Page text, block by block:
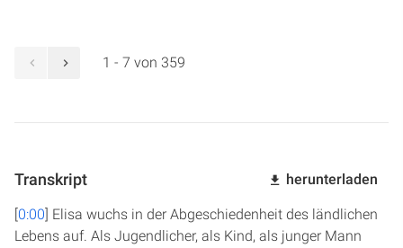
1 - 7 von 359
Transkript herunterladen
[0:00] Elisa wuchs in der Abgeschiedenheit des ländlichen
Lebens auf. Als Jugendlicher, als Kind, als junger Mann